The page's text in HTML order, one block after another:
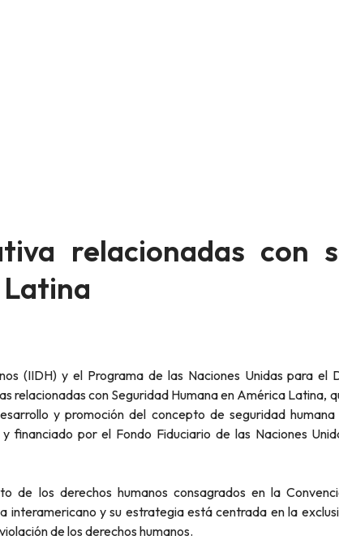
relacionadas con
relacionadas con Seguridad Humana en América Latina,
y promoción del concepto de seguridad
financiado por el Fondo Fiduciario de las Naciones
de los derechos humanos consagrados en la
interamericano y su estrategia está centrada en la
de los derechos humanos.